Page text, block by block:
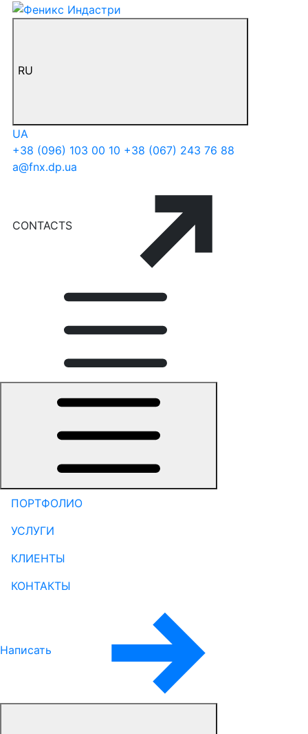
RU
UA
+38 (096) 103 00 10 +38 (067) 243 76 88
a@fnx.dp.ua
CONTACTS
ПОРТФОЛИО
УСЛУГИ
КЛИЕНТЫ
КОНТАКТЫ
Написать